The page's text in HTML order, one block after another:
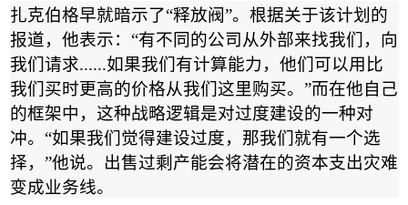
扎克伯格早就暗示了“释放阀”。根据关于该计划的
报道，他表示： “有不同的公司从外部来找我们，向
我们请求......如果我们有计算能力，他们可以用比
我们买时更高的价格从我们这里购买。 ”而在他自己
的框架中，这种战略逻辑是对过度建设的一种对
冲。 “如果我们觉得建设过度，那我们就有一个选
择， ”他说。出售过剩产能会将潜在的资本支出灾难
变成业务线。